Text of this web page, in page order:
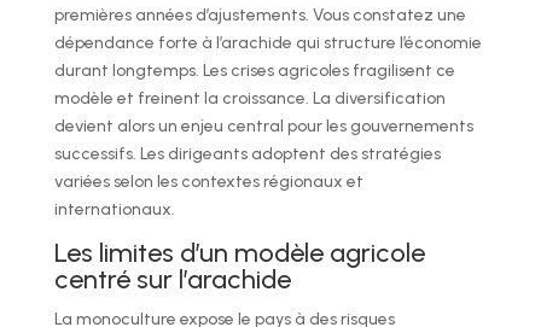
premières années d’ajustements. Vous constatez une
dépendance forte à l’arachide qui structure l’économie
durant longtemps. Les crises agricoles fragilisent ce
modèle et freinent la croissance. La diversification
devient alors un enjeu central pour les gouvernements
successifs. Les dirigeants adoptent des stratégies
variées selon les contextes régionaux et
internationaux.
Les limites d’un modèle agricole
centré sur l’arachide
La monoculture expose le pays à des risques